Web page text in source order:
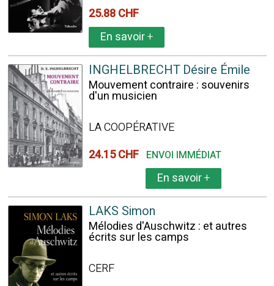
25.88 CHF
En savoir+
INGHELBRECHT Désire Émile
Mouvement contraire : souvenirs
d'un musicien
LA COOPÉRATIVE
24.15 CHF ENVOI IMMÉDIAT
En savoir+
LAKS Simon
Mélodies d'Auschwitz : et autres
écrits sur les camps
CERF